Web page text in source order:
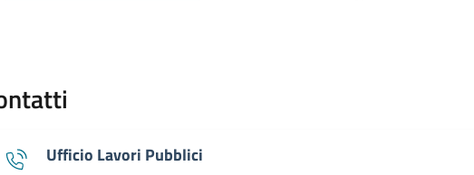
Ufficio Lavori Pubblici